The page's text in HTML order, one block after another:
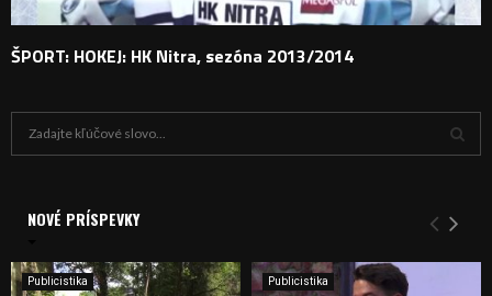
ŠPORT: HOKEJ: HK Nitra, sezóna 2013/2014
i
e
Y
H
NOVÉ PRÍSPEVKY
Publicistika Publicistika